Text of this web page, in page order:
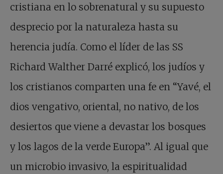
cristiana en lo sobrenatural y su supuesto
desprecio por la naturaleza hasta su
herencia judía. Como el líder de las SS
Richard Walther Darré explicó, los judíos y
los cristianos comparten una fe en “Yavé, el
dios vengativo, oriental, no nativo, de los
desiertos que viene a devastar los bosques
y los lagos de la verde Europa”. Al igual que
un microbio invasivo, la espiritualidad